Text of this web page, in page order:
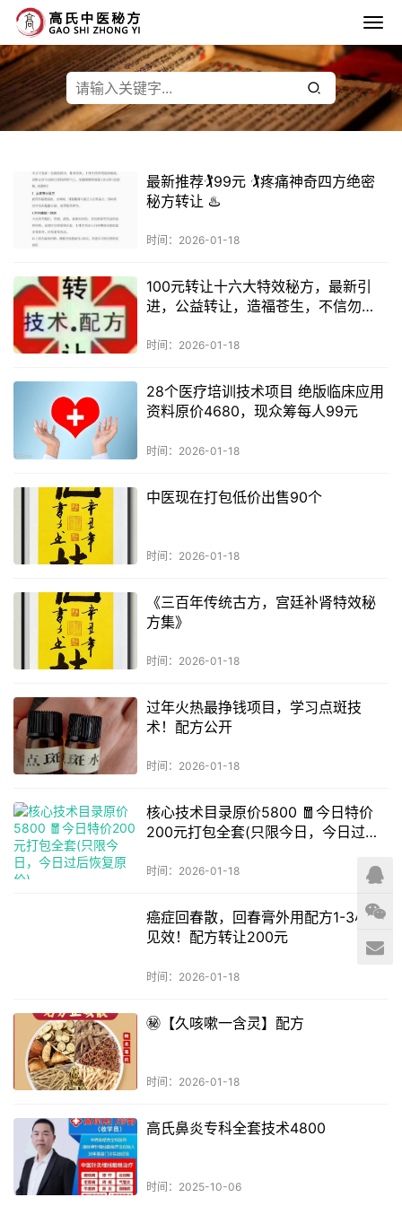
最新推荐🏌️99元 🏌️疼痛神奇四方绝密
秘方转让 ♨️
时间：2026-01-18
100元转让十六大特效秘方，最新引
进，公益转让，造福苍生，不信勿
时间：2026-01-18
28个医疗培训技术项目 绝版临床应用
资料原价4680，现众筹每人99元
时间：2026-01-18
中医现在打包低价出售90个
时间：2026-01-18
《三百年传统古方，宫廷补肾特效秘
方集》
时间：2026-01-18
过年火热最挣钱项目，学习点斑技
术！配方公开
时间：2026-01-18
核心技术目录原价5800 🧧今日特价
200元打包全套(只限今日，今日过后
时间：2026-01-18
癌症回春散，回春膏外用配方1-3小时
见效！配方转让200元
时间：2026-01-18
㊙️【久咳嗽一含灵】配方
时间：2026-01-18
高氏鼻炎专科全套技术4800
时间：2025-10-06